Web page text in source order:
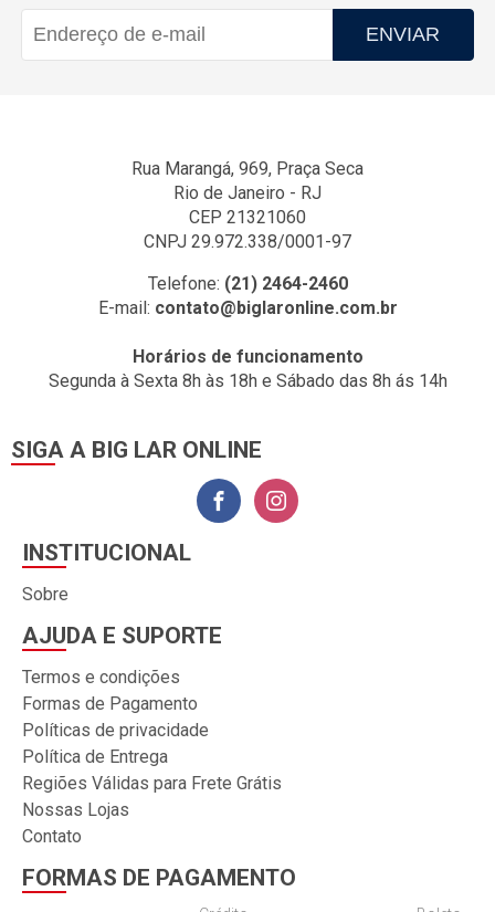
ENVIAR
Rua Marangá, 969, Praça Seca
Rio de Janeiro - RJ
CEP 21321060
CNPJ 29.972.338/0001-97
Telefone: (21) 2464-2460
E-mail: contato@biglaronline.com.br
Horários de funcionamento
Segunda à Sexta 8h às 18h e Sábado das 8h ás 14h
SIGA A BIG LAR ONLINE
INSTITUCIONAL
Sobre
AJUDA E SUPORTE
Termos e condições
Formas de Pagamento
Políticas de privacidade
Política de Entrega
Regiões Válidas para Frete Grátis
Nossas Lojas
Contato
FORMAS DE PAGAMENTO